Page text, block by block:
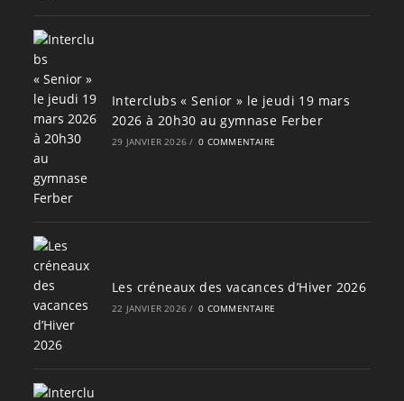
Interclubs « Senior » le jeudi 19 mars
2026 à 20h30 au gymnase Ferber
29 JANVIER 2026 / 0 COMMENTAIRE
Les créneaux des vacances d’Hiver 2026
22 JANVIER 2026 / 0 COMMENTAIRE